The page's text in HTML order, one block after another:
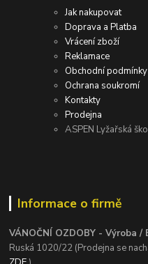
Jak nakupovat
Doprava a Platba
Vrácení zboží
Reklamace
Obchodní podmínky
Ochrana soukromí
Kontakty
Prodejna
ASPEN Lyžařská
Informace o firmě
VÁNOČNÍ OZDOBY - Výroba /
Ruská 1020/22 (Prodejna se